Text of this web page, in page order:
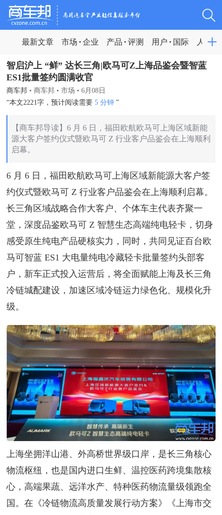
最新文章 市场 企业 产品 评测 用户 国际 人物
智启沪上 “鲜” 达长三角|欧马可Z上海品鉴会暨智蓝
ES1批量签约圆满收官
商车邦 • 商车邦 • 市场 • 6月08日
“本文2221字，预计阅读需要5 分钟”
【商车邦导读】6 月 6 日，福田欧航欧马可上海区域新能
源大客户签约仪式暨欧马可 Z 行业客户品鉴会在上海顺利
启幕。
6 月 6 日，福田欧航欧马可上海区域新能源大客户签
约仪式暨欧马可 Z 行业客户品鉴会在上海顺利启幕。
长三角区域战略合作大客户、个体车主代表齐聚一
堂，深度品鉴欧马可 Z 智慧生态高端纯电轻卡，切身
感受原生纯电产品硬核实力，同时，共同见证百台欧
马可智蓝 ES1 大电量纯电冷藏轻卡批量签约头部客
户，新车正式投入运营后，将全面赋能上海及长三角
冷链城配建设，加速区域冷链运力绿色化、规模化升
级。
上海坐拥洋山港、外高桥世界级口岸，是长三角核心
物流枢纽，也是国内进口生鲜、温控医药跨境集散核
心，高端果蔬、远洋水产、特种医药物流量级领跑全
国。在《冷链物流高质量发展行动方案》《上海市交